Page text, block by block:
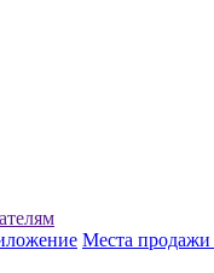
Места продажи